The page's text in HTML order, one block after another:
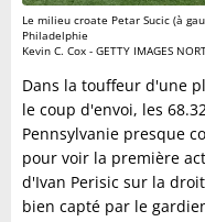
Le milieu croate Petar Sucic (à
Philadelphie
Kevin C. Cox - GETTY IMAGES
Dans la touffeur d'une
le coup d'envoi, les
Pennsylvanie presque
pour voir la première
d'Ivan Perisic sur la
bien capté par le